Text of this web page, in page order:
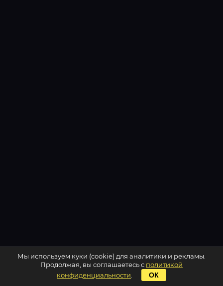
Мы используем куки (cookie) для аналитики и рекламы.
Продолжая, вы соглашаетесь с политикой
конфиденциальности
ОК